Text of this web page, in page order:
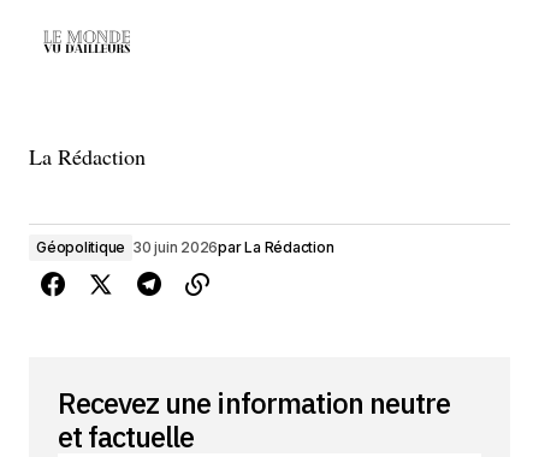
La Rédaction
Géopolitique 30 juin 2026parLa Rédaction
Recevez une information neutre
et factuelle